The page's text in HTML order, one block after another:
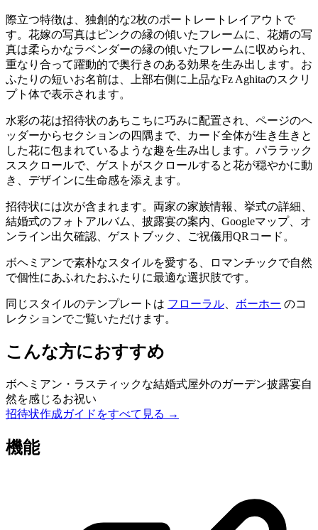
際立つ特徴は、独創的な2枚のポートレートレイアウトで
す。花嫁の写真はピンクの縁の傾いたフレームに、花婿の写
真は柔らかなラベンダーの縁の傾いたフレームに収められ、
重なり合って躍動的で奥行きのある効果を生み出します。お
ふたりの短いお名前は、上部右側に上品なFz Aghitaのスクリ
プト体で表示されます。
水彩の花は招待状のあちこちに巧みに配置され、ページのヘ
ッダーからセクションの四隅まで、カード全体が生き生きと
した花に包まれているような趣を生み出します。パララック
ススクロールで、ゲストがスクロールすると花が穏やかに動
き、デザインに生命感を添えます。
招待状には次が含まれます。両家の家族情報、挙式の詳細、
結婚式のフォトアルバム、披露宴の案内、Googleマップ、オ
ンライン出欠確認、ゲストブック、ご祝儀用QRコード。
ボヘミアンで素朴なスタイルを愛する、ロマンチックで自然
で個性にあふれたおふたりに最適な選択肢です。
同じスタイルのテンプレートは フローラル ボーホー のコ
レクションでご覧いただけます。
こんな方におすすめ
ボヘミアン・ラスティックな結婚式屋外のガーデン披露宴自
然を感じるお祝い
招待状作成ガイドをすべて見る →
機能